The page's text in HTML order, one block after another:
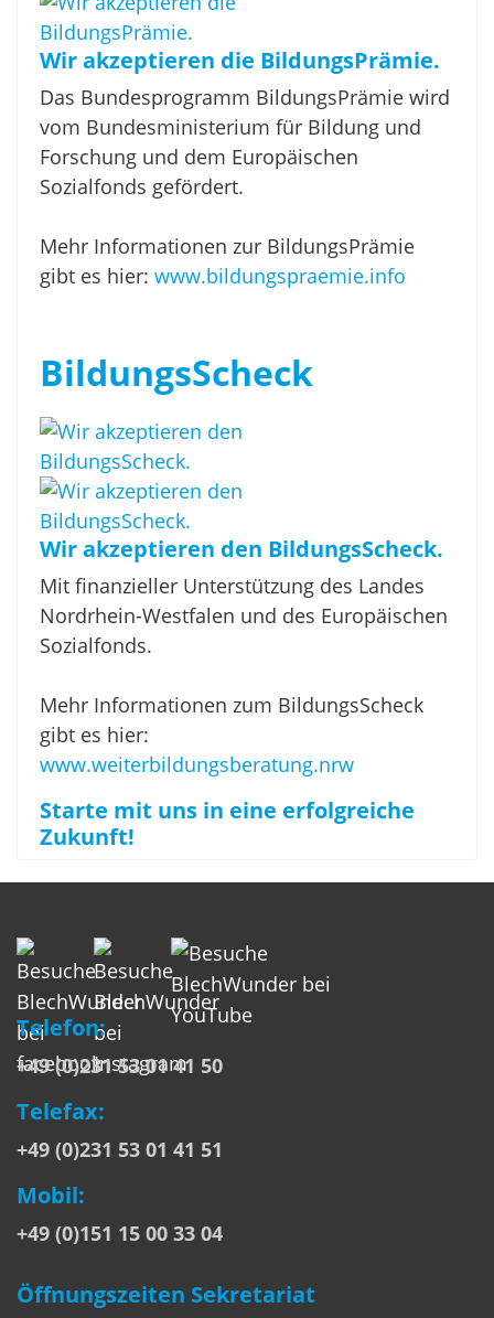
Wir akzeptieren die BildungsPrämie.
Das Bundesprogramm BildungsPrämie wird
vom Bundesministerium für Bildung und
Forschung und dem Europäischen
Sozialfonds gefördert.
Mehr Informationen zur BildungsPrämie
gibt es hier: www.bildungspraemie.info
BildungsScheck
Wir akzeptieren den BildungsScheck.
Mit finanzieller Unterstützung des Landes
Nordrhein-Westfalen und des Europäischen
Sozialfonds.
Mehr Informationen zum BildungsScheck
gibt es hier:
www.weiterbildungsberatung.nrw
Starte mit uns in eine erfolgreiche
Zukunft!
Telefon:
+49 (0)231 53 01 41 50
Telefax:
+49 (0)231 53 01 41 51
Mobil:
+49 (0)151 15 00 33 04
Öffnungszeiten Sekretariat